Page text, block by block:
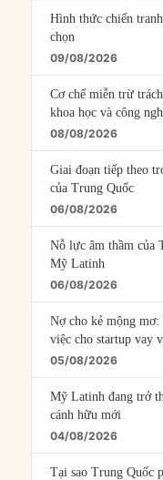
Hình thức chiến
chọn
09/08/2026
Cơ chế miễn trừ
khoa học và công
08/08/2026
Giai đoạn tiếp theo
của Trung Quốc
06/08/2026
Nỗ lực âm thầm của
Mỹ Latinh
06/08/2026
Nợ cho kẻ mộng
việc cho startup vay
05/08/2026
Mỹ Latinh đang trở
cánh hữu mới
04/08/2026
Tại sao Trung Quốc